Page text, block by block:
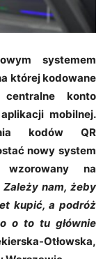
systemem
której kodowane
konto
mobilnej.
kodów QR
nowy system
na
Zależy nam, żeby
kupić, a podróż
o to tu głównie
Otłowska,